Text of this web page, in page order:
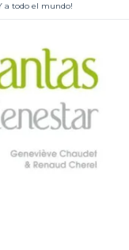
a todo el mundo!